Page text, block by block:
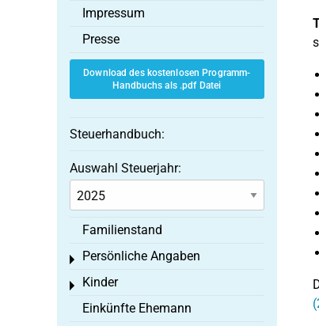
Impressum
Presse
Download des kostenlosen Programm-
Handbuchs als .pdf Datei
Steuerhandbuch:
Auswahl Steuerjahr:
Familienstand
Persönliche Angaben
Toggle menu
Kinder
Toggle menu
Einkünfte Ehemann